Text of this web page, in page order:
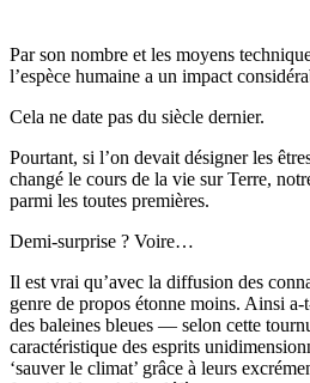
Par son nombre et les moyens
l’espèce humaine a un impact
Cela ne date pas du siècle dernier.
Pourtant, si l’on devait désigner les
changé le cours de la vie sur Terre,
parmi les toutes premières.
Demi-surprise ? Voire…
Il est vrai qu’avec la diffusion des
genre de propos étonne moins. Ainsi
des baleines bleues — selon cette
caractéristique des esprits
‘sauver le climat’ grâce à leurs